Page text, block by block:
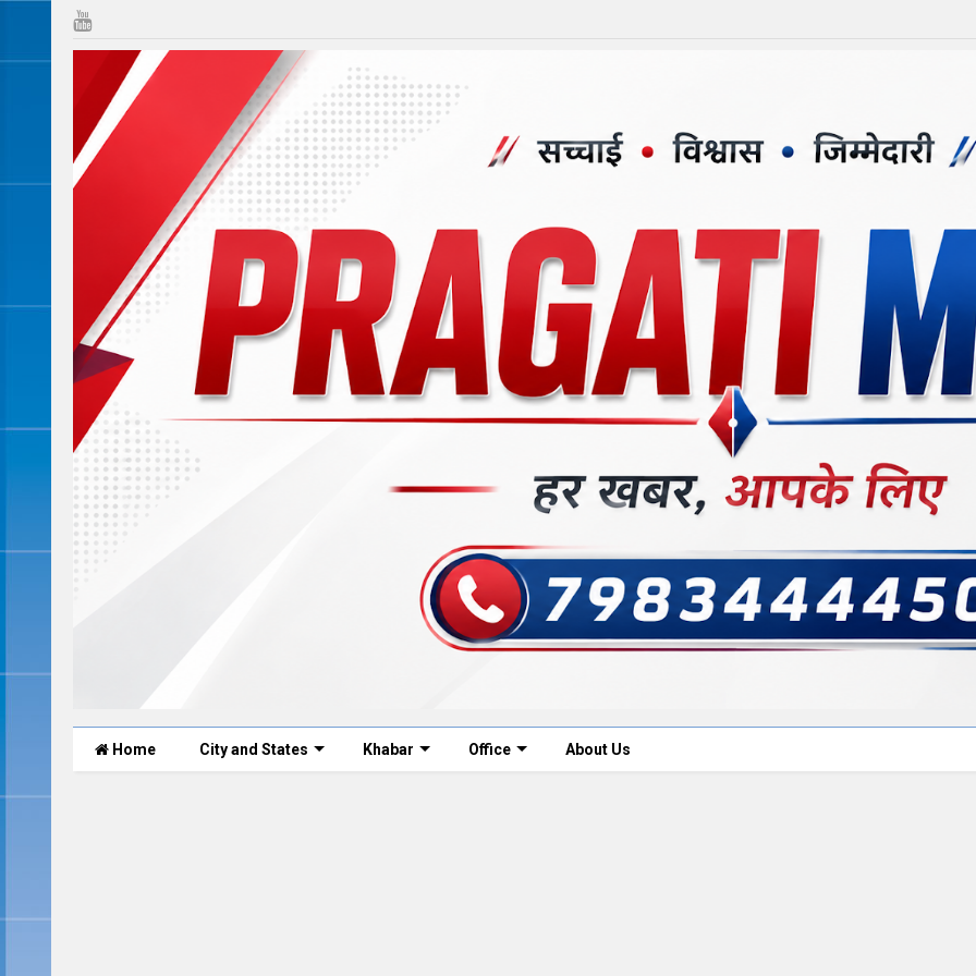
Home City and States Khabar Office About Us